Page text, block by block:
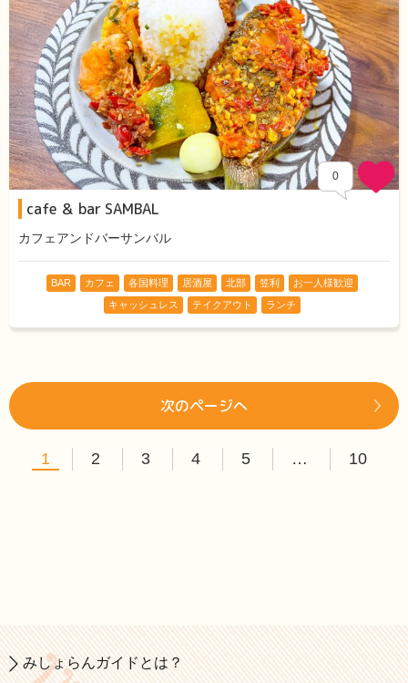
0
cafe ＆ bar SAMBAL
カフェアンドバーサンバル
BAR カフェ 各国料理 居酒屋 北部 笠利
お一人様歓迎
キャッシュレス
テイクアウト ランチ
次のページへ
1 2 3 4 5 … 10
みしょらんガイドとは？